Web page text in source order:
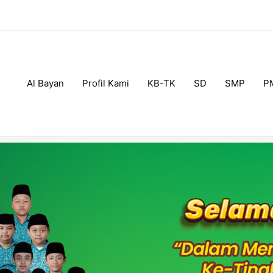
Al Bayan Profil Kami KB-TK SD SMP